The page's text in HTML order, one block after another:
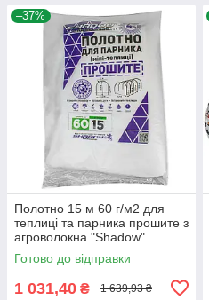
–37%
Полотно 15 м 60 г/м2 для
теплиці та парника прошите з
агроволокна "Shadow"
Готово до відправки
1 031,40 ₴ 1 639,93 ₴